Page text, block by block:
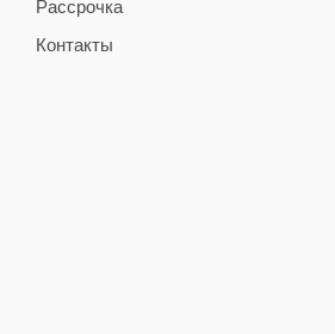
Рассрочка
Контакты